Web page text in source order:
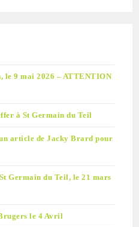
9 mai 2026 – ATTENTION
à St Germain du Teil
article de Jacky Brard pour
Germain du Teil, le 21 mars
le 4 Avril